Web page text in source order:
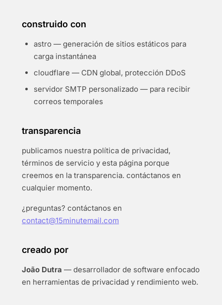
construido con
astro — generación de sitios estáticos para
carga instantánea
cloudflare — CDN global, protección DDoS
servidor SMTP personalizado — para recibir
correos temporales
transparencia
publicamos nuestra política de privacidad,
términos de servicio y esta página porque
creemos en la transparencia. contáctanos en
cualquier momento.
¿preguntas? contáctanos en
contact@15minutemail.com
creado por
João Dutra — desarrollador de software enfocado
en herramientas de privacidad y rendimiento web.